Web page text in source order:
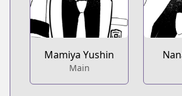
Mamiya Yushin
Main